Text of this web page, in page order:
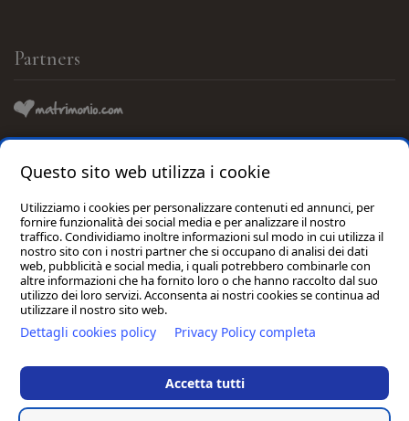
Partners
Consigliato da:
Antico Uliveto S.a.s. di Cimini Michela | P.I./C.F./C.C.I.A.A. 01956360430 | Reg.
Imp. MC – 195734 | CIN: IT043043B5J3U6XZLK | Cap. Soc. € 10.000,00 I.v. |
Emailinfo@anticouliveto.com| Pecanticoulivetosrl@pec.it| Sede: Via Palazzo
Rosso 1, 62018, Potenza Picena (MC) | Tel.
Hotel
Questo sito web utilizza i cookie
Utilizziamo i cookies per personalizzare contenuti ed annunci, per
fornire funzionalità dei social media e per analizzare il nostro
traffico. Condividiamo inoltre informazioni sul modo in cui utilizza il
nostro sito con i nostri partner che si occupano di analisi dei dati
web, pubblicità e social media, i quali potrebbero combinarle con
altre informazioni che ha fornito loro o che hanno raccolto dal suo
utilizzo dei loro servizi. Acconsenta ai nostri cookies se continua ad
utilizzare il nostro sito web.
Dettagli cookies policy Privacy Policy completa
Accetta tutti